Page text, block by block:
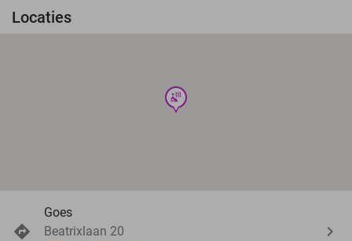
Locaties
wellness
Goes
Beatrixlaan 20